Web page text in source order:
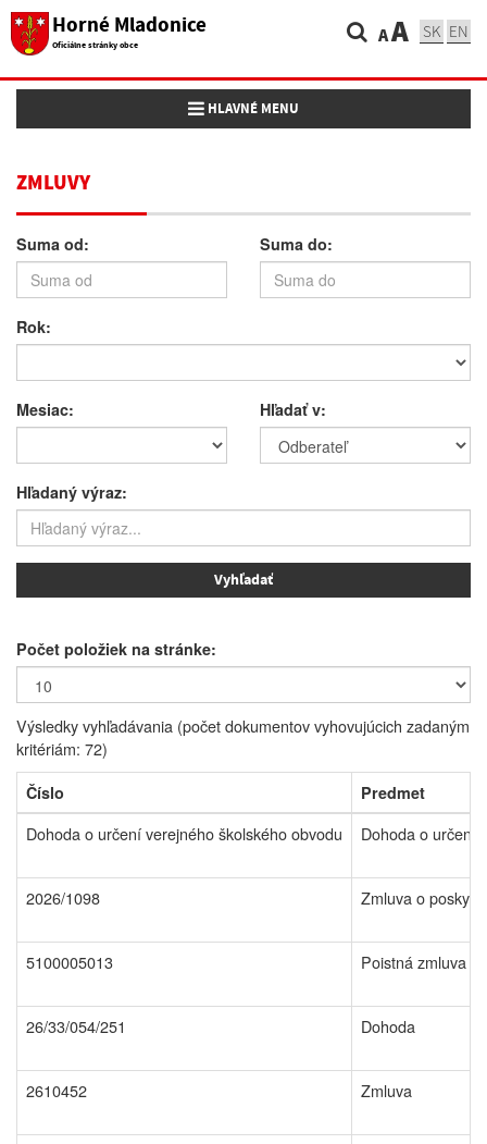
Horné Mladonice
Oficiálne stránky obce AA SK EN
Toggle navigation
HLAVNÉ MENU
ZMLUVY
Suma od: Suma do:
Rok:
Mesiac: Hľadať v:
Hľadaný výraz:
Počet položiek na stránke:
Výsledky vyhľadávania (počet dokumentov vyhovujúcich zadaným
kritériám: 72)
Číslo Predmet
Dohoda o určení verejného školského obvodu Dohoda o určení
2026/1098 Zmluva o
5100005013 Poistná zmluva
26/33/054/251 Dohoda
2610452 Zmluva